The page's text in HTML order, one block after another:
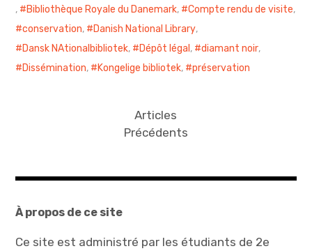
,
Bibliothèque Royale du Danemark, Compte rendu de visite,
conservation, Danish National Library,
Dansk NAtionalbibliotek, Dépôt légal , diamant noir,
Dissémination, Kongelige bibliotek, préservation
Articles
Précédents
À propos de ce site
Ce site est administré par les étudiants de 2e